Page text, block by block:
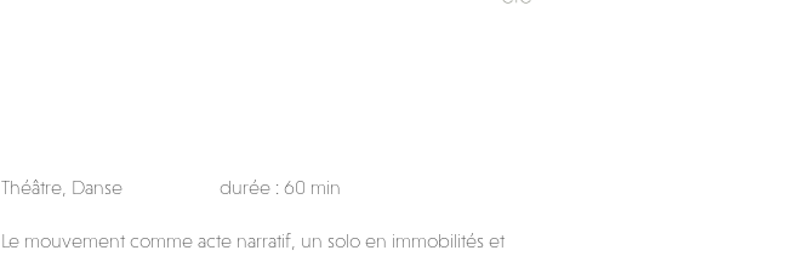
Théâtre, Danse durée : 60 min
Le mouvement comme acte narratif, un solo en immobilités et